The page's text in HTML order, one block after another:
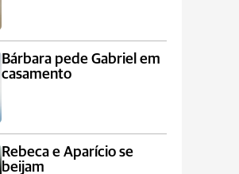
Bárbara pede Gabriel em
casamento
Rebeca e Aparício se
beijam